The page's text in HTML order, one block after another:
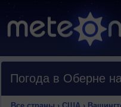
Погода в Оберне